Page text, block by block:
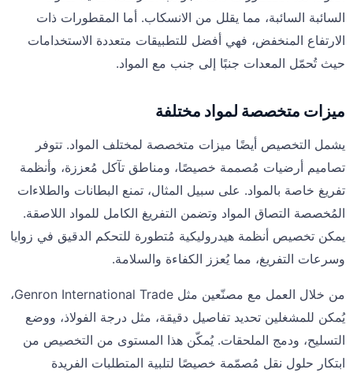
السائبة السائبة، مما يقلل من الانسكاب. أما المقطورات ذات
الارتفاع المنخفض، فهي أفضل للتطبيقات متعددة الاستخدامات
حيث تُحمّل المعدات جنبًا إلى جنب مع المواد.
ميزات متخصصة لمواد مختلفة
يشمل التخصيص أيضًا ميزات متخصصة لمختلف المواد. تتوفر
تصاميم أرضيات مُصممة خصيصًا، ومناطق تآكل مُعززة، وأنظمة
تفريغ خاصة بالمواد. على سبيل المثال، تمنع البطانات والطلاءات
المُخصصة التصاق المواد وتضمن التفريغ الكامل للمواد اللاصقة.
يمكن تخصيص أنظمة هيدروليكية مُتطورة للتحكم الدقيق في زوايا
وسرعات التفريغ، مما يُعزز الكفاءة والسلامة.
من خلال العمل مع مصنّعين مثل Genron International Trade،
يُمكن للمشغلين تحديد تفاصيل دقيقة، مثل درجة الفولاذ، ووضع
التسليح، ودمج الملحقات. يُمكّن هذا المستوى من التخصيص من
ابتكار حلول نقل مُصمّمة خصيصًا لتلبية المتطلبات الفريدة